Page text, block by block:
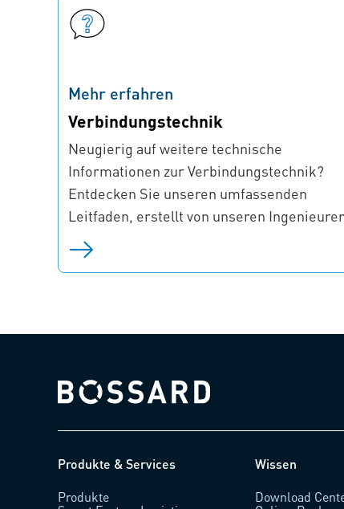
Mehr erfahren
Verbindungstechnik
Neugierig auf weitere technische
Informationen zur Verbindungstechnik?
Entdecken Sie unseren umfassenden
Leitfaden, erstellt von unseren
Bossard homepage
Produkte & Services
Produkte
Wissen
Download